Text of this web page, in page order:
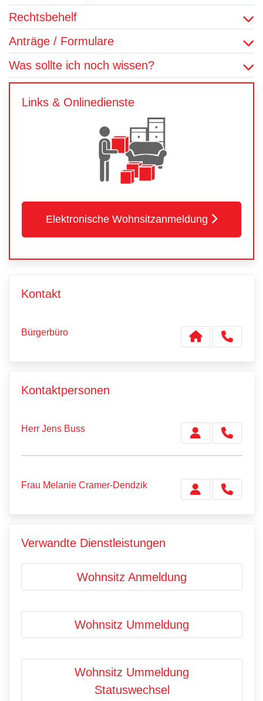
Rechtsbehelf
Anträge / Formulare
Was sollte ich noch wissen?
Links & Onlinedienste
Elektronische Wohnsitzanmeldung
Kontakt
Bürgerbüro
Kontaktpersonen
Herr Jens Buss
Frau Melanie Cramer-Dendzik
Verwandte Dienstleistungen
Wohnsitz Anmeldung
Wohnsitz Ummeldung
Wohnsitz Ummeldung
Statuswechsel